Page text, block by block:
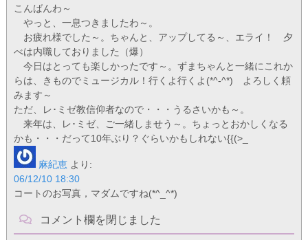
こんばんわ～
やっと、一息つきましたわ～。
お疲れ様でした～。ちゃんと、アップしてる～、エライ！ 夕
べは内職しておりました（爆）
今日はとっても楽しかったです～。ずまちゃんと一緒にこれか
らは、きものでミュージカル！行くよ行くよ(*^-^*) よろしく頼
みます～
ただ、レ･ミゼ教信仰者なので・・・うるさいかも～。
来年は、レ･ミゼ、ご一緒しませう～。ちょっとおかしくなる
かも・・・だって10年ぶり？ぐらいかもしれない{{(>_
麻紀恵 より:
06/12/10 18:30
コートのお写真，マダムですね(*^_^*)
コメント欄を閉じました